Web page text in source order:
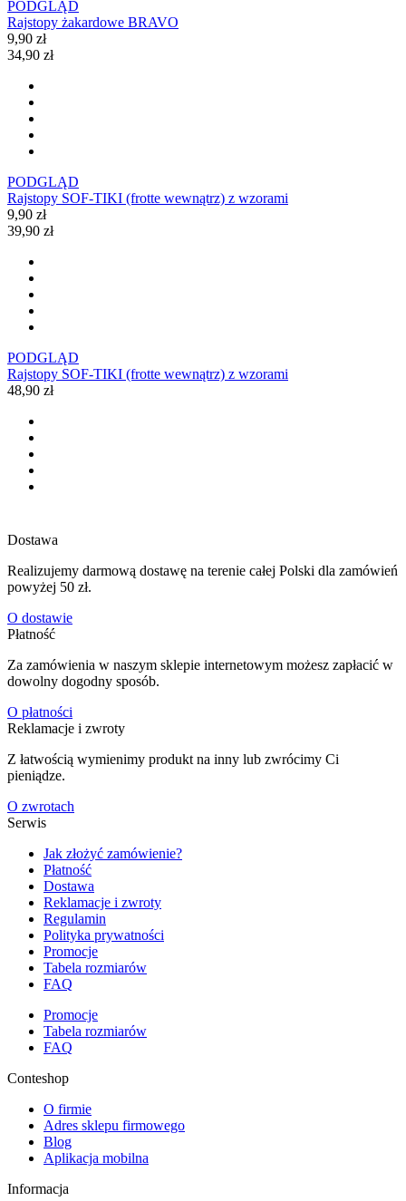
PODGLĄD
Rajstopy żakardowe BRAVO
9,90 zł
34,90 zł
PODGLĄD
Rajstopy SOF-TIKI (frotte wewnątrz) z wzorami
9,90 zł
39,90 zł
PODGLĄD
Rajstopy SOF-TIKI (frotte wewnątrz) z wzorami
48,90 zł
Dostawa
Realizujemy darmową dostawę na terenie całej Polski dla zamówień
powyżej 50 zł.
O dostawie
Płatność
Za zamówienia w naszym sklepie internetowym możesz zapłacić w
dowolny dogodny sposób.
O płatności
Reklamacje i zwroty
Z łatwością wymienimy produkt na inny lub zwrócimy Ci
pieniądze.
O zwrotach
Serwis
Jak złożyć zamówienie?
Płatność
Dostawa
Reklamacje i zwroty
Regulamin
Polityka prywatności
Promocje
Tabela rozmiarów
FAQ
Promocje
Tabela rozmiarów
FAQ
Conteshop
O firmie
Adres sklepu firmowego
Blog
Aplikacja mobilna
Informacja